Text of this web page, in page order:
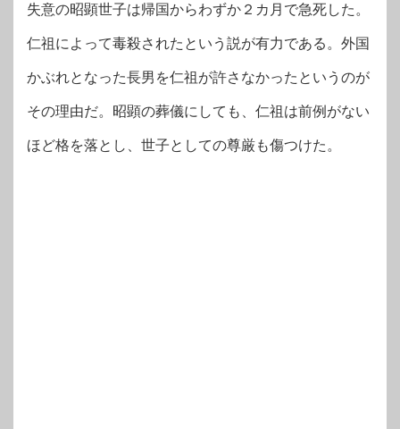
失意の昭顕世子は帰国からわずか２カ月で急死した。
仁祖によって毒殺されたという説が有力である。外国
かぶれとなった長男を仁祖が許さなかったというのが
その理由だ。昭顕の葬儀にしても、仁祖は前例がない
ほど格を落とし、世子としての尊厳も傷つけた。